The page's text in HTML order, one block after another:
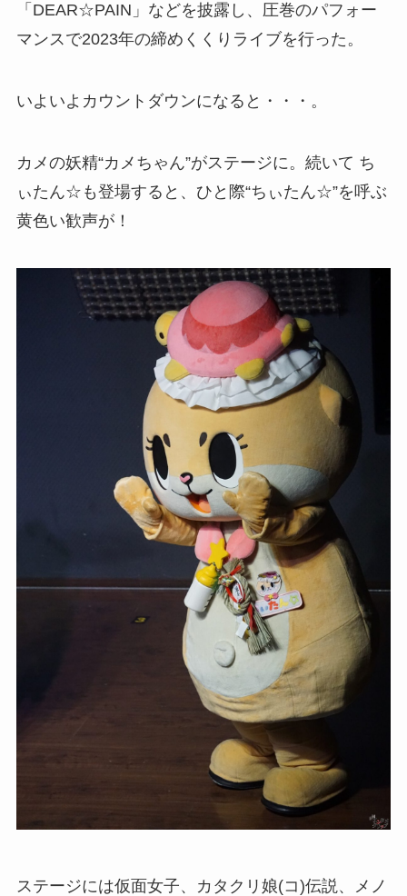
「DEAR☆PAIN」などを披露し、圧巻のパフォー
マンスで2023年の締めくくりライブを行った。
いよいよカウントダウンになると・・・。
カメの妖精“カメちゃん”がステージに。続いて ち
ぃたん☆も登場すると、ひと際“ちぃたん☆”を呼ぶ
黄色い歓声が！
ステージには仮面女子、カタクリ娘(コ)伝説、メノ